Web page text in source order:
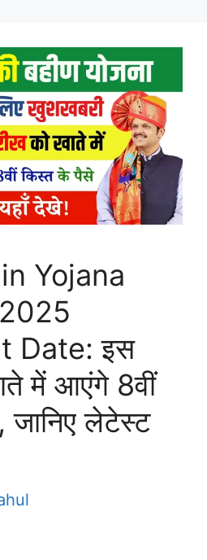
Yojana
Date: इस
में आएंगे 8वीं
लेटेस्ट